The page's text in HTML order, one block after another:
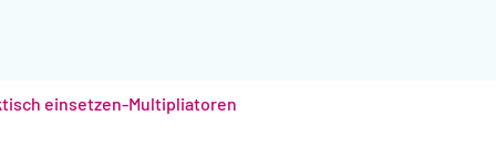
einsetzen-Multipliatoren